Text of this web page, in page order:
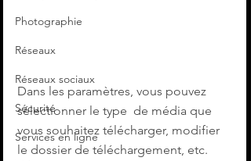
Photographie
Réseaux
Réseaux sociaux
Sécurité
Services en ligne
Dans les paramètres, vous pouvez
sélectionner le type  de média que
vous souhaitez télécharger, modifier
le dossier de téléchargement, etc.